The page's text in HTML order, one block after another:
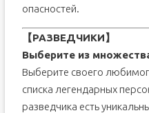
опасностей.
【РАЗВЕДЧИКИ】
Выберите из
Выберите своего
списка легендарных
разведчика есть